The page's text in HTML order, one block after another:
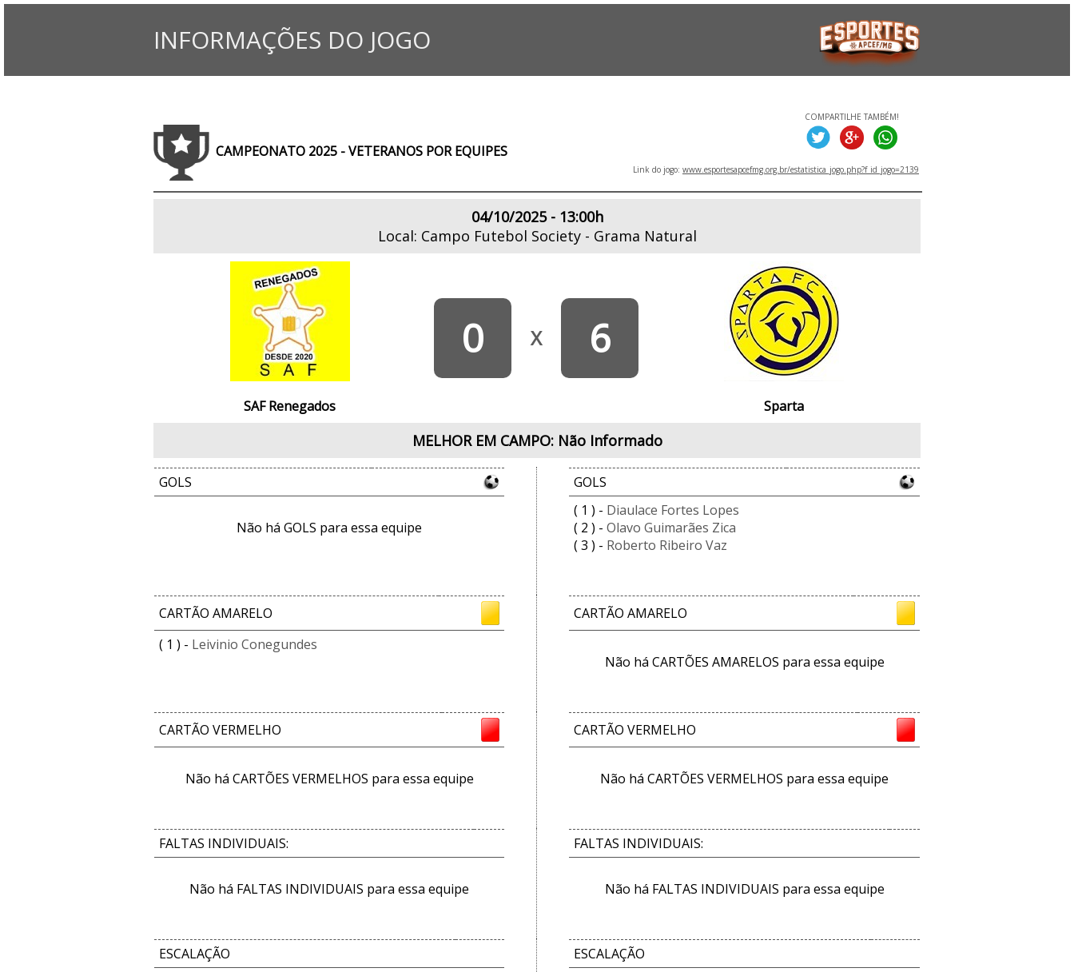
INFORMAÇÕES DO JOGO
CAMPEONATO 2025 - VETERANOS POR EQUIPES
COMPARTILHE TAMBÉM!
Link do jogo: www.esportesapcefmg.org.br/estatistica_jogo.php?f_id_jogo=2139
04/10/2025 - 13:00h
Local: Campo Futebol Society - Grama Natural
SAF Renegados
0 X 6
Sparta
MELHOR EM CAMPO: Não Informado
GOLS
Não há GOLS para essa equipe
GOLS
( 1 ) - Diaulace Fortes Lopes
( 2 ) - Olavo Guimarães Zica
( 3 ) - Roberto Ribeiro Vaz
CARTÃO AMARELO
( 1 ) - Leivinio Conegundes
CARTÃO AMARELO
Não há CARTÕES AMARELOS para essa equipe
CARTÃO VERMELHO
Não há CARTÕES VERMELHOS para essa equipe
CARTÃO VERMELHO
Não há CARTÕES VERMELHOS para essa equipe
FALTAS INDIVIDUAIS:
Não há FALTAS INDIVIDUAIS para essa equipe
FALTAS INDIVIDUAIS:
Não há FALTAS INDIVIDUAIS para essa equipe
ESCALAÇÃO
ESCALAÇÃO